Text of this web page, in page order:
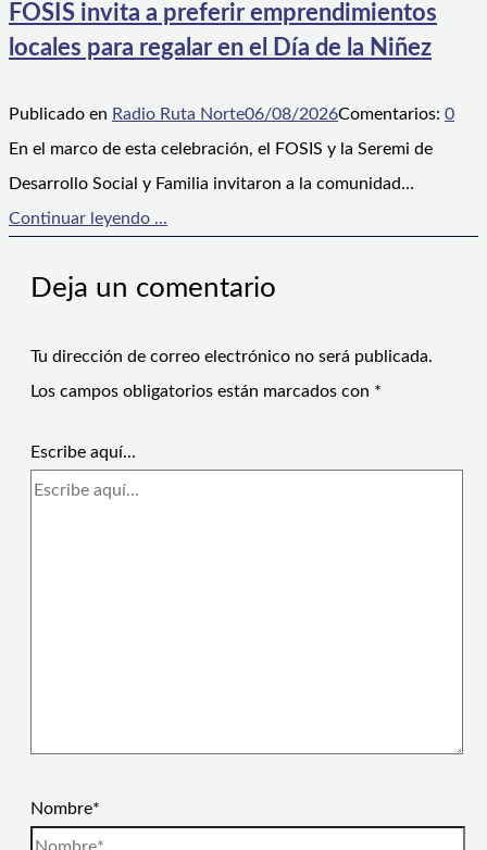
FOSIS invita a preferir emprendimientos
locales para regalar en el Día de la Niñez
Publicado en Radio Ruta Norte06/08/2026Comentarios: 0
En el marco de esta celebración, el FOSIS y la Seremi de
Desarrollo Social y Familia invitaron a la comunidad…
Continuar leyendo ...
Deja un comentario
Tu dirección de correo electrónico no será publicada.
Los campos obligatorios están marcados con *
Escribe aquí...
Nombre*